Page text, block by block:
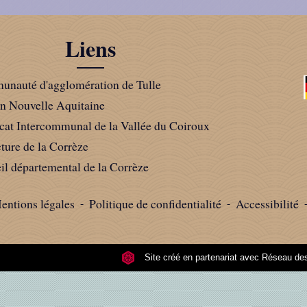
Liens
d'agglomération de Tulle
Nouvelle Aquitaine
Intercommunal de la Vallée du Coiroux
de la Corrèze
départemental de la Corrèze
légales - Politique de confidentialité - Accessibilité -
Site créé en partenariat avec Réseau